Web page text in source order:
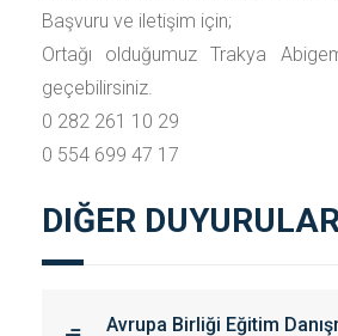
Başvuru ve iletişim için;
Ortağı olduğumuz Trakya
geçebilirsiniz.
0 282 261 10 29
0 554 699 47 17
DIĞER
Avrupa Birliği Eğitim